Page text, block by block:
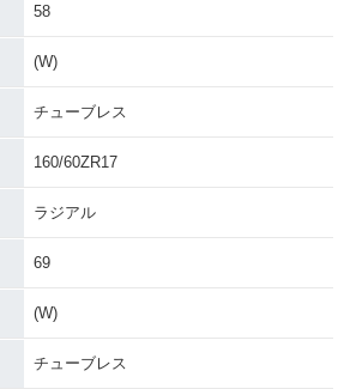
58
(W)
チューブレス
160/60ZR17
ラジアル
69
(W)
チューブレス